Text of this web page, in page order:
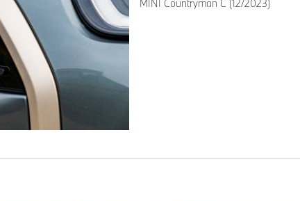
MINI Countryman C (12/2023)